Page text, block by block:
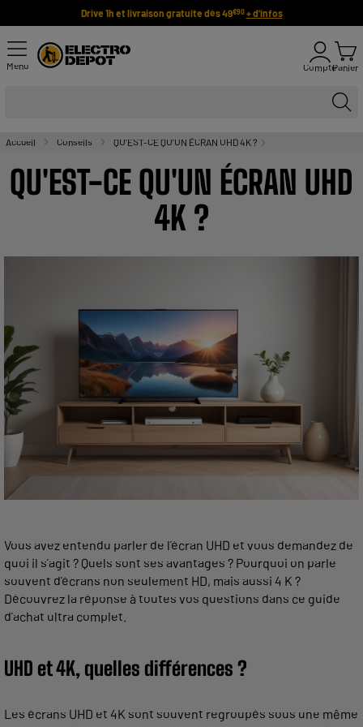
Drive 1h et livraison gratuite dès 49€90 + d'infos
Menu ComptePanier
Accueil Conseils QU'EST-CE QU'UN ÉCRAN UHD 4K ?
QU'EST-CE QU'UN ÉCRAN UHD
4K ?
Vous avez entendu parler de l’écran UHD et vous demandez de
quoi il s’agit ? Quels sont ses avantages ? Pourquoi on parle
souvent d’écrans non seulement HD, mais aussi 4 K ?
Découvrez la réponse à toutes vos questions dans ce guide
d’achat ultra complet.
UHD et 4K, quelles différences ?
Les écrans UHD et 4K sont souvent regroupés sous une même